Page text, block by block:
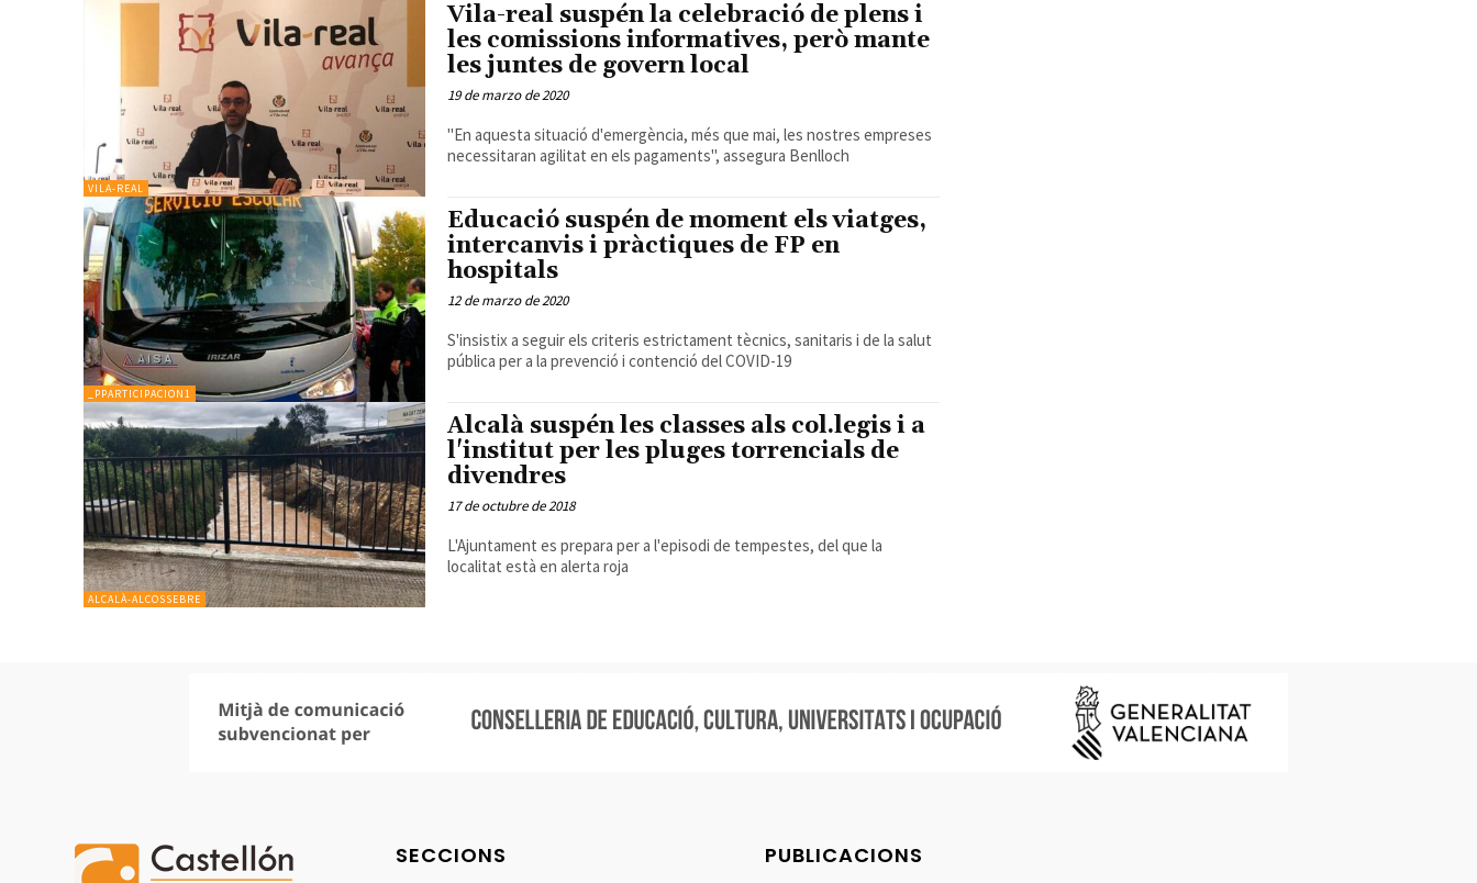
VILA-REAL
Vila-real suspén la celebració de plens i
les comissions informatives, però mante
les juntes de govern local
19 de marzo de 2020
"En aquesta situació d'emergència, més que mai, les nostres empreses
necessitaran agilitat en els pagaments", assegura Benlloch
_PPARTICIPACION1
Educació suspén de moment els viatges,
intercanvis i pràctiques de FP en
hospitals
12 de marzo de 2020
S'insistix a seguir els criteris estrictament tècnics, sanitaris i de la salut
pública per a la prevenció i contenció del COVID-19
ALCALÀ-ALCOSSEBRE
Alcalà suspén les classes als col.legis i a
l'institut per les pluges torrencials de
divendres
17 de octubre de 2018
L'Ajuntament es prepara per a l'episodi de tempestes, del que la
localitat està en alerta roja
SECCIONS PUBLICACIONS